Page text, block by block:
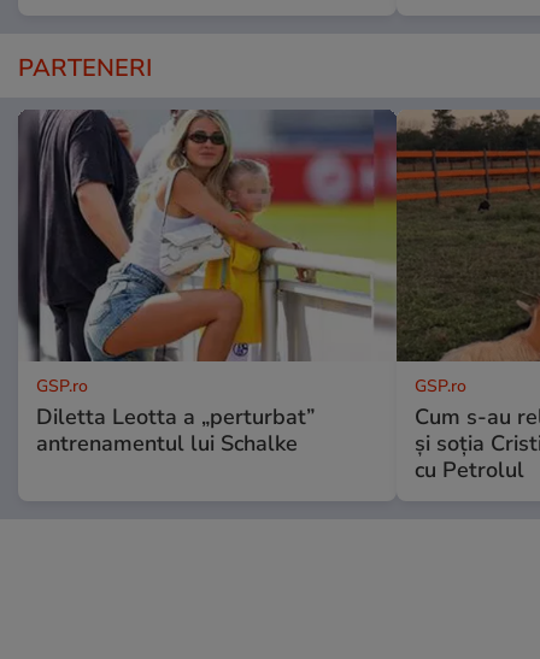
PARTENERI
GSP.ro
Diletta Leotta a „perturbat”
antrenamentul lui Schalke
GSP.ro
Cum s-au
și soția
cu Petrolul